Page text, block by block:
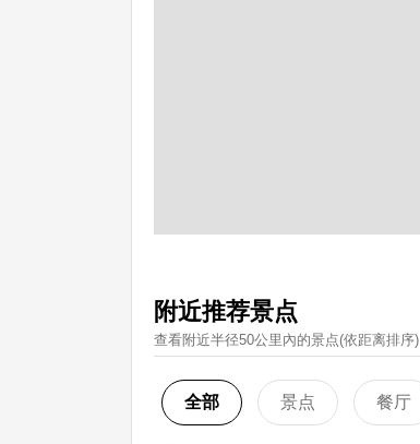
附近推荐景点
查看附近半径50公里內的景点(依距离排序)
全部 景点 餐厅